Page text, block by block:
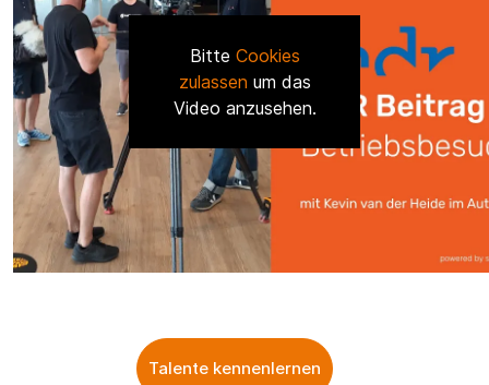
Bitte Cookies
zulassen um das
Video anzusehen.
Talente kennenlernen